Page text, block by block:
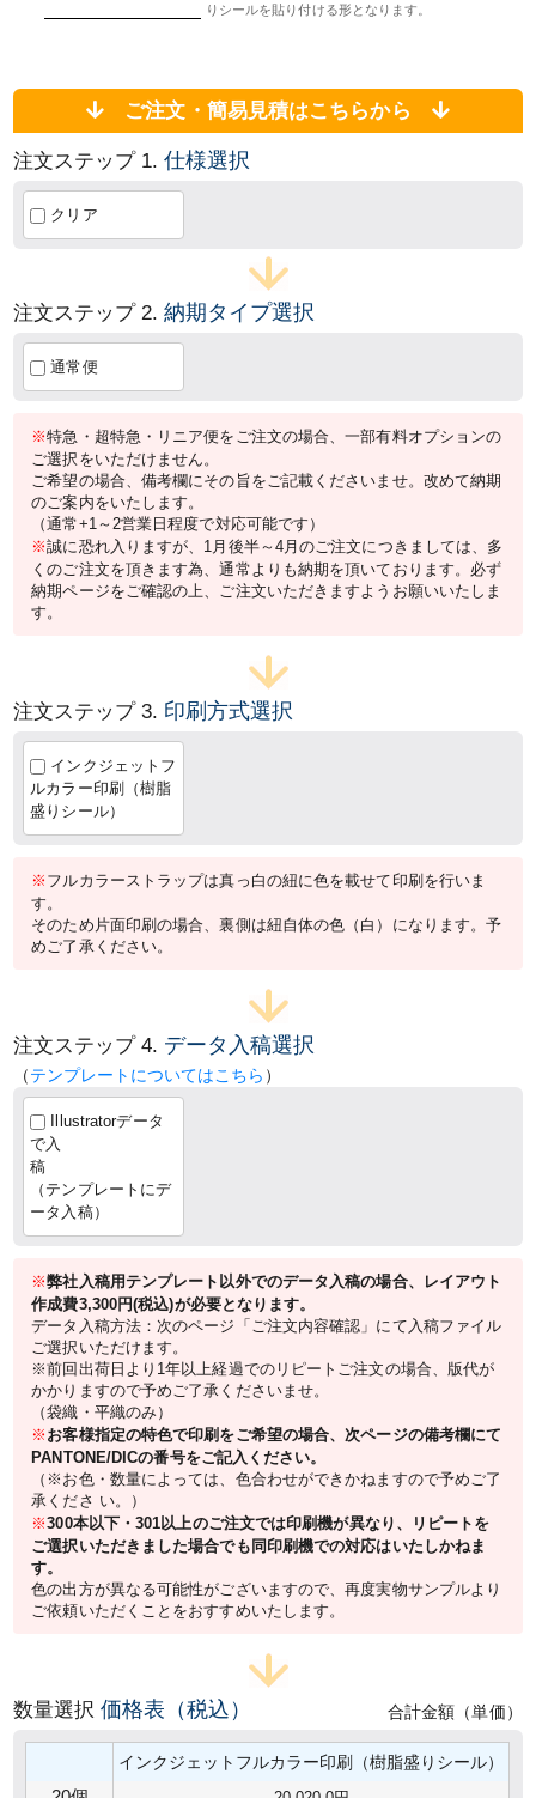
りシールを貼り付ける形となります。
ご注文・簡易見積はこちらから
注文ステップ 1.仕様選択
クリア
注文ステップ 2.納期タイプ選択
通常便
※特急・超特急・リニア便をご注文の場合、一部有料オプションの
ご選択をいただけません。
ご希望の場合、備考欄にその旨をご記載くださいませ。改めて納期
のご案内をいたします。
（通常+1～2営業日程度で対応可能です）
※誠に恐れ入りますが、1月後半～4月のご注文につきましては、多
くのご注文を頂きます為、通常よりも納期を頂いております。必ず
納期ページをご確認の上、ご注文いただきますようお願いいたしま
す。
注文ステップ 3. 印刷方式選択
インクジェットフ
ルカラー印刷（樹脂
盛りシール）
※ フルカラーストラップは真っ白の紐に色を載せて印刷を行いま
す。
そのため片面印刷の場合、裏側は紐自体の色（白）になります。予
めご了承ください。
注文ステップ 4. データ入稿選択
（テンプレートについてはこちら ）
Illustratorデータ
で入
稿
（テンプレートにデ
ータ入稿）
※弊社入稿用テンプレート以外でのデータ入稿の場合、レイアウト
作成費3,300円(税込)が必要となります。
データ入稿方法：次のページ「ご注文内容確認」にて入稿ファイル
ご選択いただけます。
※前回出荷日より1年以上経過でのリピートご注文の場合、版代が
かかりますので予めご了承くださいませ。
（袋織・平織のみ）
※ お客様指定の特色で印刷をご希望の場合、次ページの備考欄にて
PANTONE/DICの番号をご記入ください。
（※お色・数量によっては、色合わせができかねますので予めご了
承くださ い。）
※300本以下・301以上のご注文では印刷機が異なり、リピートを
ご選択いただきました場合でも同印刷機での対応はいたしかねま
す。
色の出方が異なる可能性がございますので、再度実物サンプルより
ご依頼いただくことをおすすめいたします。
数量選択価格表（税込） 合計金額（単価）
インクジェットフルカラー印刷（樹脂盛りシール）